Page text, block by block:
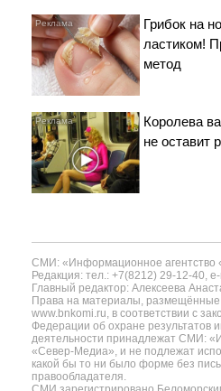
Грибок на
ластиком!
метод
Королева
не оставит
СМИ: «Информационное агентство
Редакция: тел.: +7(8212) 29-12-40,
Главный редактор: Алексеева
Права на материалы, размещённые
www.bnkomi.ru, в соответствии с
Федерации об охране результатов
деятельности принадлежат СМИ:
«Север-Медиа», и не подлежат
какой бы то ни было форме без
правообладателя.